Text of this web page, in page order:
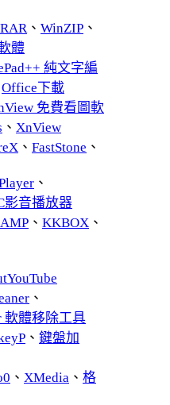
、 WinZIP 、
體
純文字編
Office下載
免費看圖軟
、 XnView
、 FastStone 、
、
影音播放器
、 KKBOX 、
、
軟體移除工具
、 鍵盤加
、 XMedia 、 格